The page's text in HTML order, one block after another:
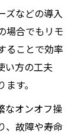
ズなどの導入
場合でもリモ
ることで効率
い方の工夫
す。
なオンオフ操
、故障や寿命